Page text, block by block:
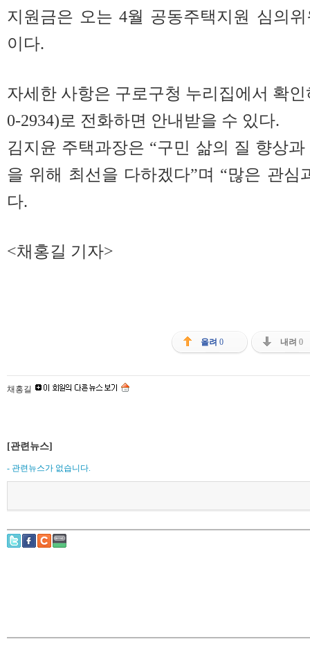
지원금은 오는 4월 공동주택지원 심의
이다.
자세한 사항은 구로구청 누리집에서 확
0-2934)로 전화하면 안내받을 수 있다.
김지윤 주택과장은 “구민 삶의 질 향상
을 위해 최선을 다하겠다”며 “많은 관심
다.
<채홍길 기자>
올려 0 내려 0
채홍길
[관련뉴스]
- 관련뉴스가 없습니다.